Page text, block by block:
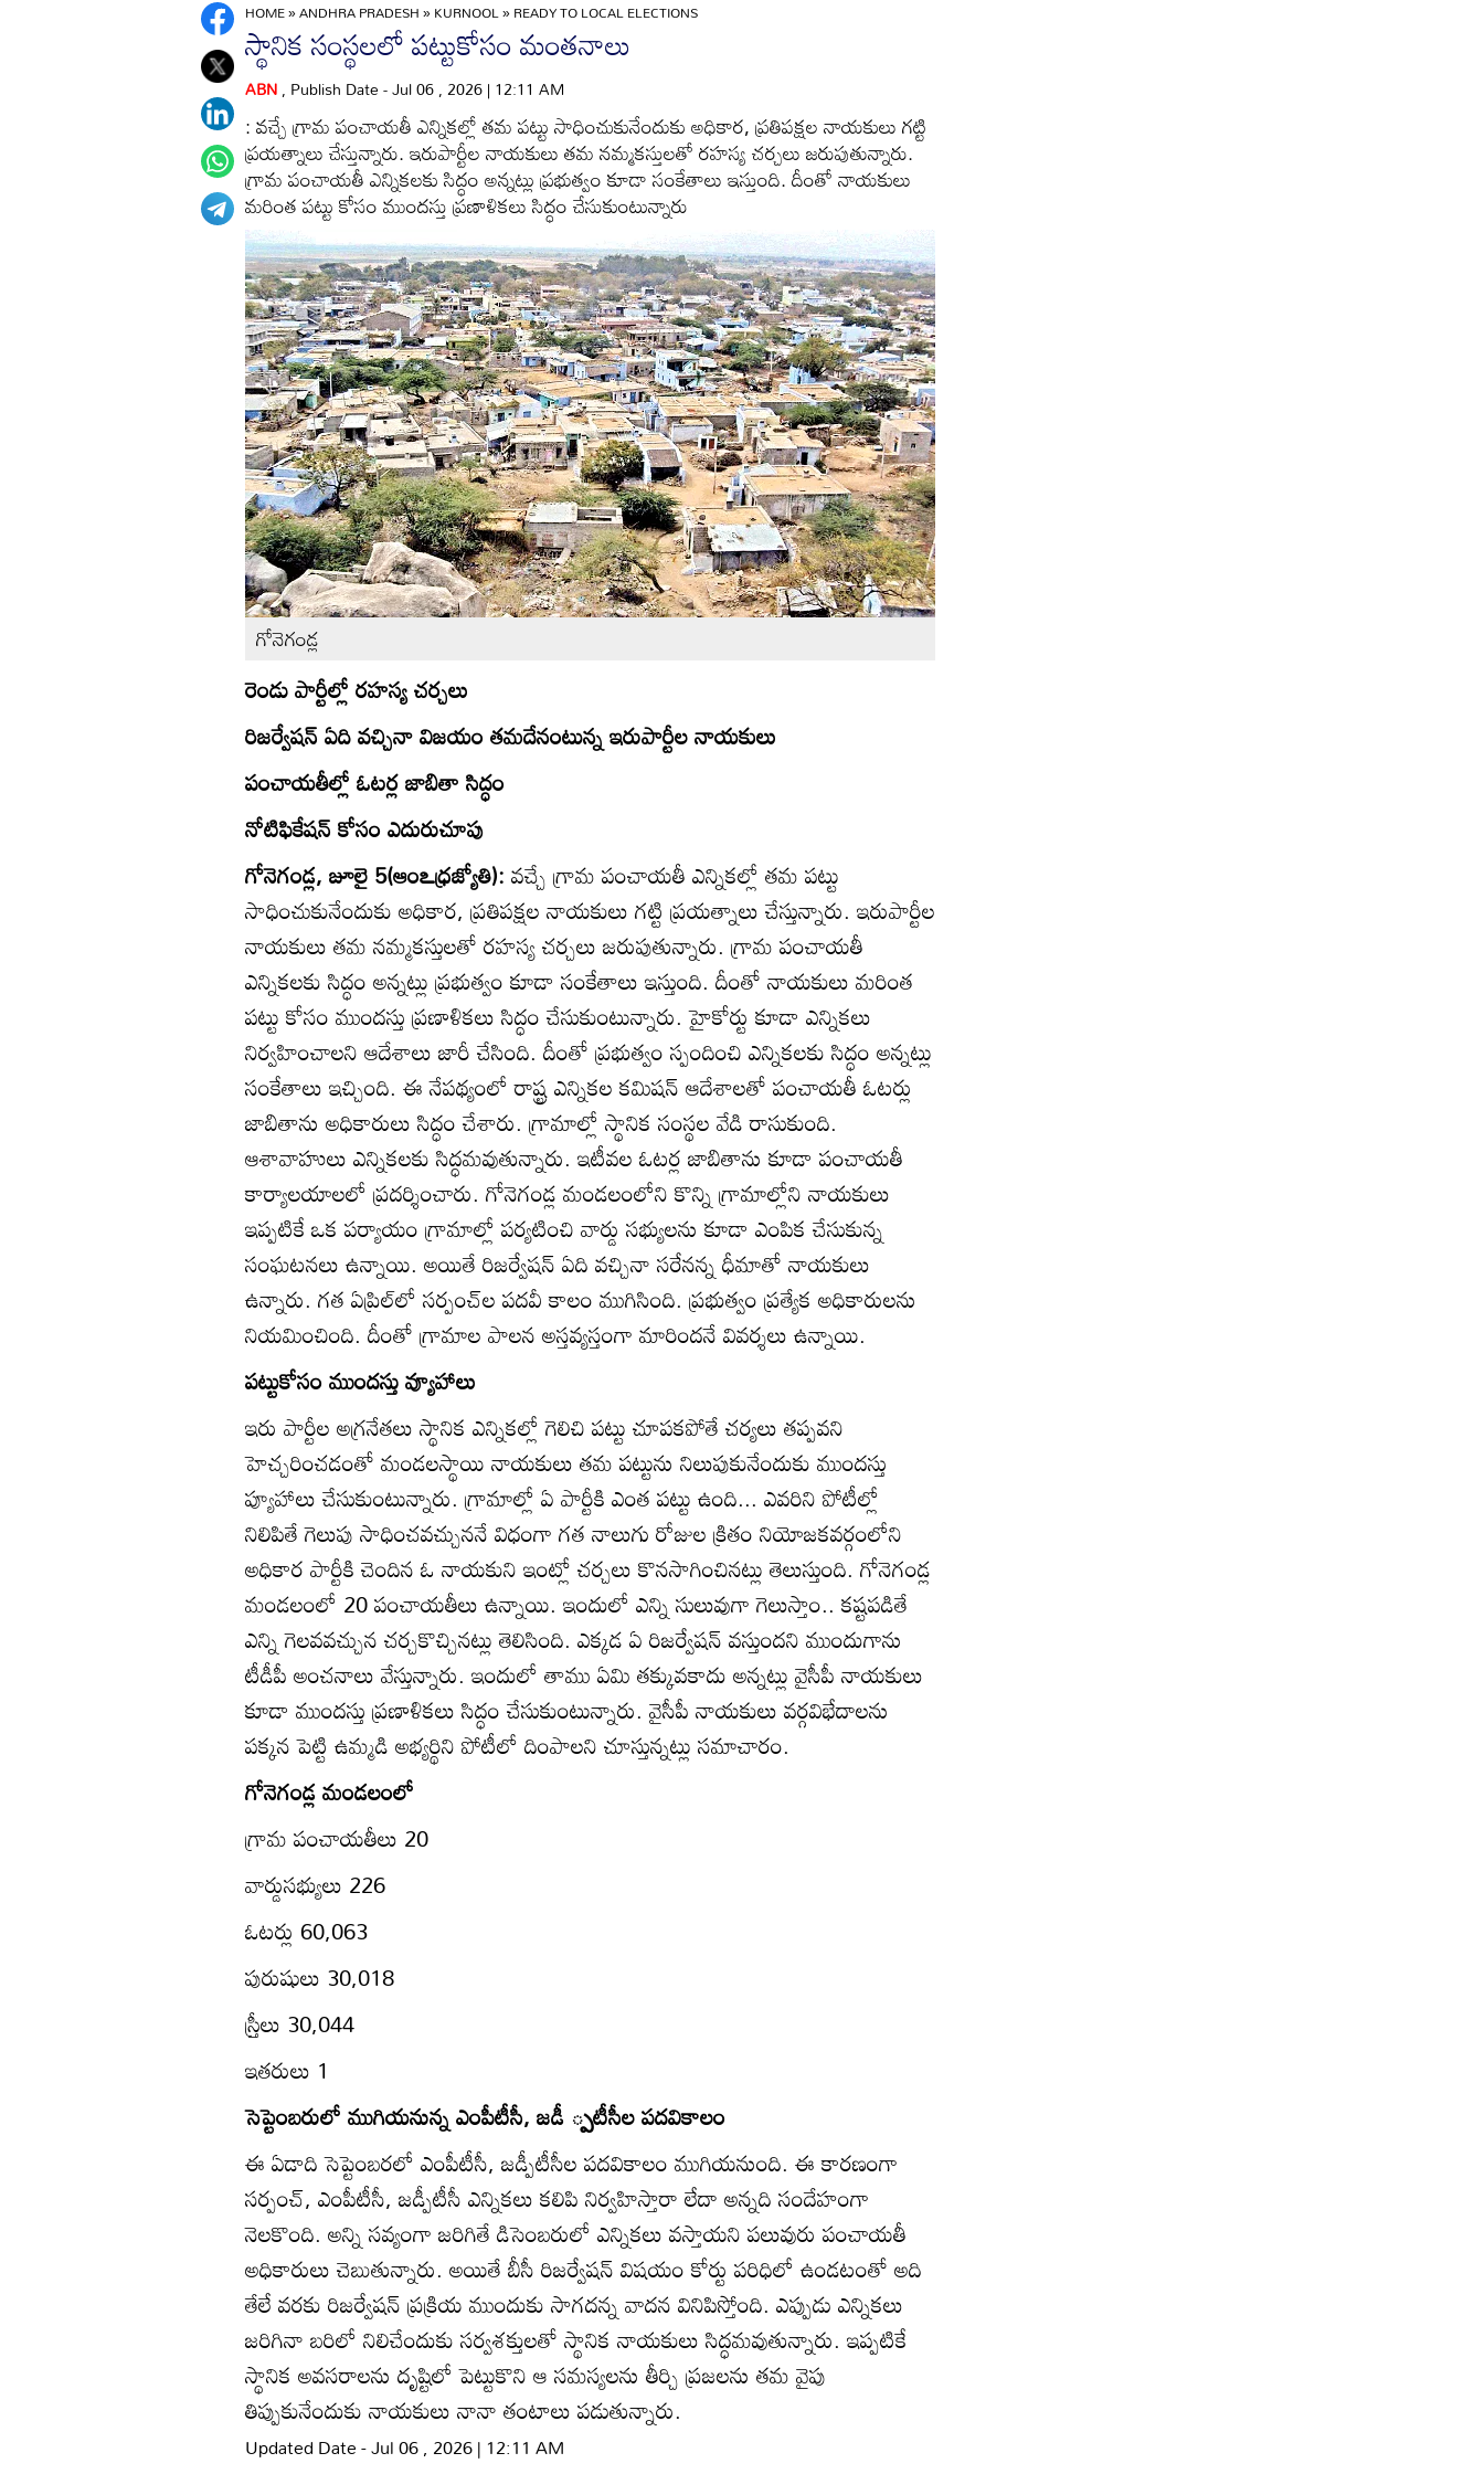
HOME»ANDHRA PRADESH»KURNOOL»READY TO LOCAL ELECTIONS
స్థానిక సంస్థలలో పట్టుకోసం మంతనాలు
ABN, Publish Date - Jul 06 , 2026 | 12:11 AM
: వచ్చే గ్రామ పంచాయతీ ఎన్నికల్లో తమ పట్టు సాధించుకునేందుకు అధికార, ప్రతిపక్షల నాయకులు గట్టి
ప్రయత్నాలు చేస్తున్నారు. ఇరుపార్టీల నాయకులు తమ నమ్మకస్తులతో రహస్య చర్చలు జరుపుతున్నారు.
గ్రామ పంచాయతీ ఎన్నికలకు సిద్ధం అన్నట్లు ప్రభుత్వం కూడా సంకేతాలు ఇస్తుంది. దీంతో నాయకులు
మరింత పట్టు కోసం ముందస్తు ప్రణాళికలు సిద్ధం చేసుకుంటున్నారు
గోనెగండ్ల
రెండు పార్టీల్లో రహస్య చర్చలు
రిజర్వేషన్‌ ఏది వచ్చినా విజయం తమదేనంటున్న ఇరుపార్టీల నాయకులు
పంచాయతీల్లో ఓటర్ల జాబితా సిద్ధం
నోటిఫికేషన్‌ కోసం ఎదురుచూపు
గోనెగండ్ల, జూలై 5(ఆంఽధ్రజ్యోతి):వచ్చే గ్రామ పంచాయతీ ఎన్నికల్లో తమ పట్టు
సాధించుకునేందుకు అధికార, ప్రతిపక్షల నాయకులు గట్టి ప్రయత్నాలు చేస్తున్నారు. ఇరుపార్టీల
నాయకులు తమ నమ్మకస్తులతో రహస్య చర్చలు జరుపుతున్నారు. గ్రామ పంచాయతీ
ఎన్నికలకు సిద్ధం అన్నట్లు ప్రభుత్వం కూడా సంకేతాలు ఇస్తుంది. దీంతో నాయకులు మరింత
పట్టు కోసం ముందస్తు ప్రణాళికలు సిద్ధం చేసుకుంటున్నారు. హైకోర్టు కూడా ఎన్నికలు
నిర్వహించాలని ఆదేశాలు జారీ చేసింది. దీంతో ప్రభుత్వం స్పందించి ఎన్నికలకు సిద్ధం అన్నట్లు
సంకేతాలు ఇచ్చింది. ఈ నేపథ్యంలో రాష్ట్ర ఎన్నికల కమిషన్‌ ఆదేశాలతో పంచాయతీ ఓటర్లు
జాబితాను అధికారులు సిద్ధం చేశారు. గ్రామాల్లో స్థానిక సంస్థల వేడి రాసుకుంది.
ఆశావాహులు ఎన్నికలకు సిద్ధమవుతున్నారు. ఇటీవల ఓటర్ల జాబితాను కూడా పంచాయతీ
కార్యాలయాలలో ప్రదర్శించారు. గోనెగండ్ల మండలంలోని కొన్ని గ్రామాల్లోని నాయకులు
ఇప్పటికే ఒక పర్యాయం గ్రామాల్లో పర్యటించి వార్డు సభ్యులను కూడా ఎంపిక చేసుకున్న
సంఘటనలు ఉన్నాయి. అయితే రిజర్వేషన్‌ ఏది వచ్చినా సరేనన్న ధీమాతో నాయకులు
ఉన్నారు. గత ఏప్రిల్‌లో సర్పంచ్‌ల పదవీ కాలం ముగిసింది. ప్రభుత్వం ప్రత్యేక అధికారులను
నియమించింది. దీంతో గ్రామాల పాలన అస్తవ్యస్తంగా మారిందనే వివర్శలు ఉన్నాయి.
పట్టుకోసం ముందస్తు వ్యూహాలు
ఇరు పార్టీల అగ్రనేతలు స్థానిక ఎన్నికల్లో గెలిచి పట్టు చూపకపోతే చర్యలు తప్పవని
హెచ్చరించడంతో మండలస్థాయి నాయకులు తమ పట్టును నిలుపుకునేందుకు ముందస్తు
ప్యూహాలు చేసుకుంటున్నారు. గ్రామాల్లో ఏ పార్టీకి ఎంత పట్టు ఉంది... ఎవరిని పోటీల్లో
నిలిపితే గెలుపు సాధించవచ్చుననే విధంగా గత నాలుగు రోజుల క్రితం నియోజకవర్గంలోని
అధికార పార్టీకి చెందిన ఓ నాయకుని ఇంట్లో చర్చలు కొనసాగించినట్లు తెలుస్తుంది. గోనెగండ్ల
మండలంలో 20 పంచాయతీలు ఉన్నాయి. ఇందులో ఎన్ని సులువుగా గెలుస్తాం.. కష్టపడితే
ఎన్ని గెలవవచ్చున చర్చకొచ్చినట్లు తెలిసింది. ఎక్కడ ఏ రిజర్వేషన్‌ వస్తుందని ముందుగాను
టీడీపీ అంచనాలు వేస్తున్నారు. ఇందులో తాము ఏమి తక్కువకాదు అన్నట్లు వైసీపీ నాయకులు
కూడా ముందస్తు ప్రణాళికలు సిద్ధం చేసుకుంటున్నారు. వైసీపీ నాయకులు వర్గవిభేదాలను
పక్కన పెట్టి ఉమ్మడి అభ్యర్థిని పోటీలో దింపాలని చూస్తున్నట్లు సమాచారం.
గోనెగండ్ల మండలంలో
గ్రామ పంచాయతీలు 20
వార్డుసభ్యులు 226
ఓటర్లు 60,063
పురుషులు 30,018
స్ర్తీలు 30,044
ఇతరులు 1
సెప్టెంబరులో ముగియనున్న ఎంపీటీసీ, జడీ ్పటీసీల పదవికాలం
ఈ ఏడాది సెప్టెంబరలో ఎంపీటీసీ, జడ్పీటీసీల పదవికాలం ముగియనుంది. ఈ కారణంగా
సర్పంచ్‌, ఎంపీటీసీ, జడ్పీటీసీ ఎన్నికలు కలిపి నిర్వహిస్తారా లేదా అన్నది సందేహంగా
నెలకొంది. అన్ని సవ్యంగా జరిగితే డిసెంబరులో ఎన్నికలు వస్తాయని పలువురు పంచాయతీ
అధికారులు చెబుతున్నారు. అయితే బీసీ రిజర్వేషన్‌ విషయం కోర్టు పరిధిలో ఉండటంతో అది
తేలే వరకు రిజర్వేషన్‌ ప్రక్రియ ముందుకు సాగదన్న వాదన వినిపిస్తోంది. ఎప్పుడు ఎన్నికలు
జరిగినా బరిలో నిలిచేందుకు సర్వశక్తులతో స్థానిక నాయకులు సిద్ధమవుతున్నారు. ఇప్పటికే
స్థానిక అవసరాలను దృష్టిలో పెట్టుకొని ఆ సమస్యలను తీర్చి ప్రజలను తమ వైపు
తిప్పుకునేందుకు నాయకులు నానా తంటాలు పడుతున్నారు.
Updated Date - Jul 06 , 2026 | 12:11 AM